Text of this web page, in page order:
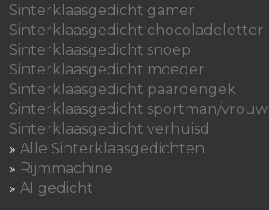
Sinterklaasgedicht gamer
Sinterklaasgedicht chocoladeletter
Sinterklaasgedicht snoep
Sinterklaasgedicht moeder
Sinterklaasgedicht paardengek
Sinterklaasgedicht sportman/vrouw
Sinterklaasgedicht verhuisd
» Alle Sinterklaasgedichten
» Rijmmachine
» AI gedicht